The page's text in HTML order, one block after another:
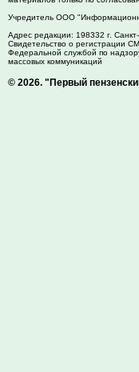
Учредитель ООО
Адрес редакции: 198332 г.
Свидетельство о регистрации
Федеральной службой по
массовых коммуникаций
© 2026. "Первый